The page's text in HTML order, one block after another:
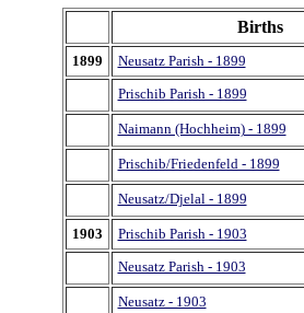
Births
1899 Neusatz Parish - 1899
Prischib Parish - 1899
Naimann (Hochheim) - 1899
Prischib/Friedenfeld - 1899
Neusatz/Djelal - 1899
1903 Prischib Parish - 1903
Neusatz Parish - 1903
Neusatz - 1903